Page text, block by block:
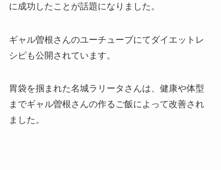
に成功したことが話題になりました。
ギャル曽根さんのユーチューブにてダイエットレ
シピも公開されています。
胃袋を掴まれた名城ラリータさんは、健康や体型
までギャル曽根さんの作るご飯によって改善され
ました。